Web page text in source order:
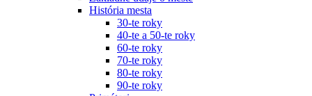
História mesta
30-te roky
40-te a 50-te roky
60-te roky
70-te roky
80-te roky
90-te roky